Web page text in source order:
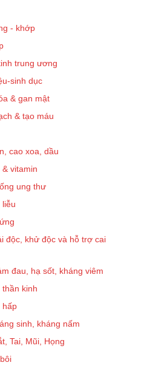
- khớp
trung ương
sinh dục
& gan mật
& tạo máu
cao xoa, dầu
vitamin
ung thư
liễu
độc, khử độc và hỗ trợ cai
đau, hạ sốt, kháng viêm
kinh
hấp
sinh, kháng nấm
Tai, Mũi, Họng